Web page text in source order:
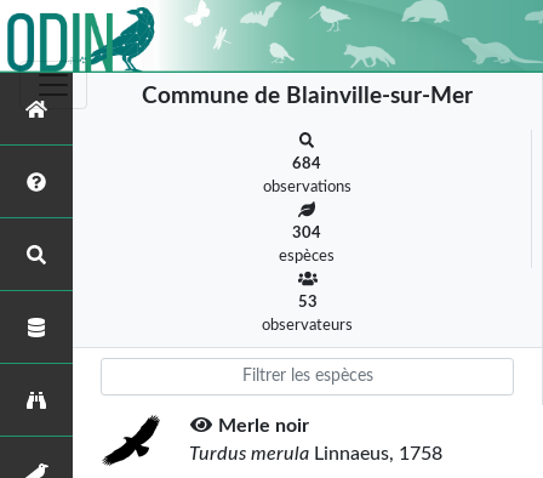
Commune de Blainville-sur-Mer
684
observations
304
espèces
53
observateurs
Merle noir
Turdus merula Linnaeus, 1758